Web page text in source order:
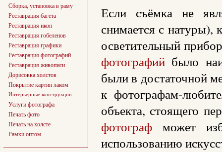
Сборка, установка в раму
Реставрация багета
Реставрация икон
Реставрация гобеленов
Реставрация графики
Реставрация фотографий
Реставрация живописи
Дорисовка холстов
Покрытие картин лаком
Интерьерные конструкции
Услуги фотографа
Печать фото
Печать на холсте
Рамки оптом
Если съёмка не
снимается с натуры),
осветительный
фотографийбыло
были в достаточной
к фотографам-
объекта, стоящего
фотографможет
использованию